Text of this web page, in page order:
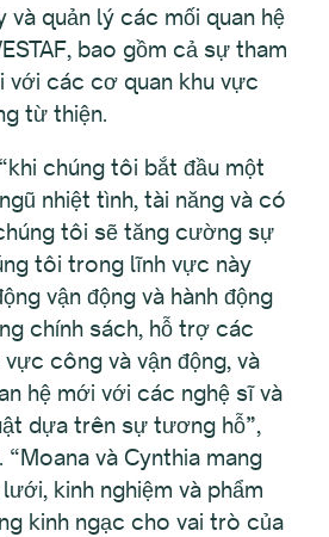
và quản lý các mối quan hệ
bao gồm cả sự tham
với các cơ quan khu vực
từ thiện.
chúng tôi bắt đầu một
nhiệt tình, tài năng và có
tôi sẽ tăng cường sự
tôi trong lĩnh vực này
vận động và hành động
chính sách, hỗ trợ các
công và vận động, và
hệ mới với các nghệ sĩ và
dựa trên sự tương hỗ”,
và Cynthia mang
kinh nghiệm và phẩm
kinh ngạc cho vai trò của